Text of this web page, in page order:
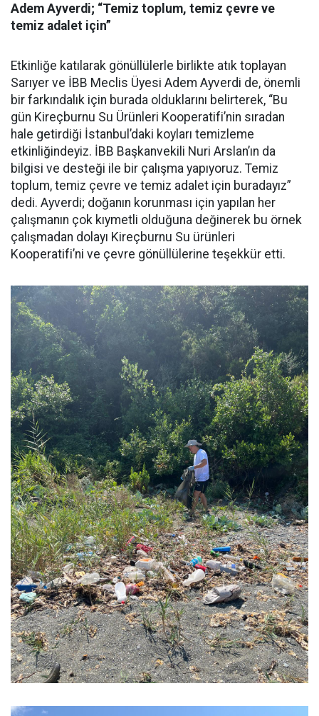
Adem Ayverdi; “Temiz toplum, temiz çevre ve
temiz adalet için”
Etkinliğe katılarak gönüllülerle birlikte atık toplayan
Sarıyer ve İBB Meclis Üyesi Adem Ayverdi de, önemli
bir farkındalık için burada olduklarını belirterek, “Bu
gün Kireçburnu Su Ürünleri Kooperatifi’nin sıradan
hale getirdiği İstanbul’daki koyları temizleme
etkinliğindeyiz. İBB Başkanvekili Nuri Arslan’ın da
bilgisi ve desteği ile bir çalışma yapıyoruz. Temiz
toplum, temiz çevre ve temiz adalet için buradayız”
dedi. Ayverdi; doğanın korunması için yapılan her
çalışmanın çok kıymetli olduğuna değinerek bu örnek
çalışmadan dolayı Kireçburnu Su ürünleri
Kooperatifi’ni ve çevre gönüllülerine teşekkür etti.